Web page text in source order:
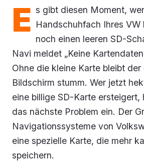
E s gibt diesen Moment,
Handschuhfach Ihres VW
noch einen leeren SD-
Navi meldet „Keine
Ohne die kleine Karte bleibt
Bildschirm stumm. Wer jetzt
eine billige SD-Karte ersteigert,
das nächste Problem ein. Der
Navigationssysteme von
eine spezielle Karte, die mehr
speichern.